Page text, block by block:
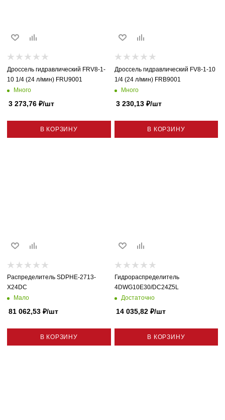
Дроссель гидравлический FRV8-1-
10 1/4 (24 л/мин) FRU9001
Много
3 273,76 ₽/шт
В КОРЗИНУ
Дроссель гидравлический FV8-1-10
1/4 (24 л/мин) FRB9001
Много
3 230,13₽/шт
В КОРЗИНУ
Распределитель SDPHE-2713-
X24DC
Мало
81 062,53 ₽/шт
В КОРЗИНУ
Гидрораспределитель
4DWG10E30/DC24Z5L
Достаточно
14 035,82₽/шт
В КОРЗИНУ